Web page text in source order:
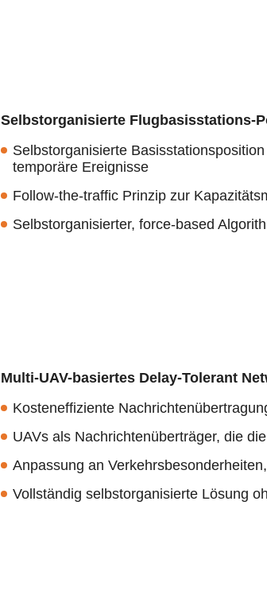
Selbstorganisierte Flugbasisstations-
Selbstorganisierte
temporäre Ereignisse
Follow-the-traffic Prinzip zur
Selbstorganisierter, force-based
Multi-UAV-basiertes Delay-Tolerant
Kosteneffiziente
UAVs als Nachrichtenüberträger, die
Anpassung an
Vollständig selbstorganisierte Lösung